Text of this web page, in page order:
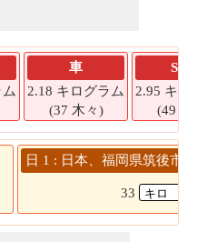
車
2.18 キログラム
(37 木々)
SUV
2.95 キロ
(49 木
日 1 : 日本、福岡県筑後市
33